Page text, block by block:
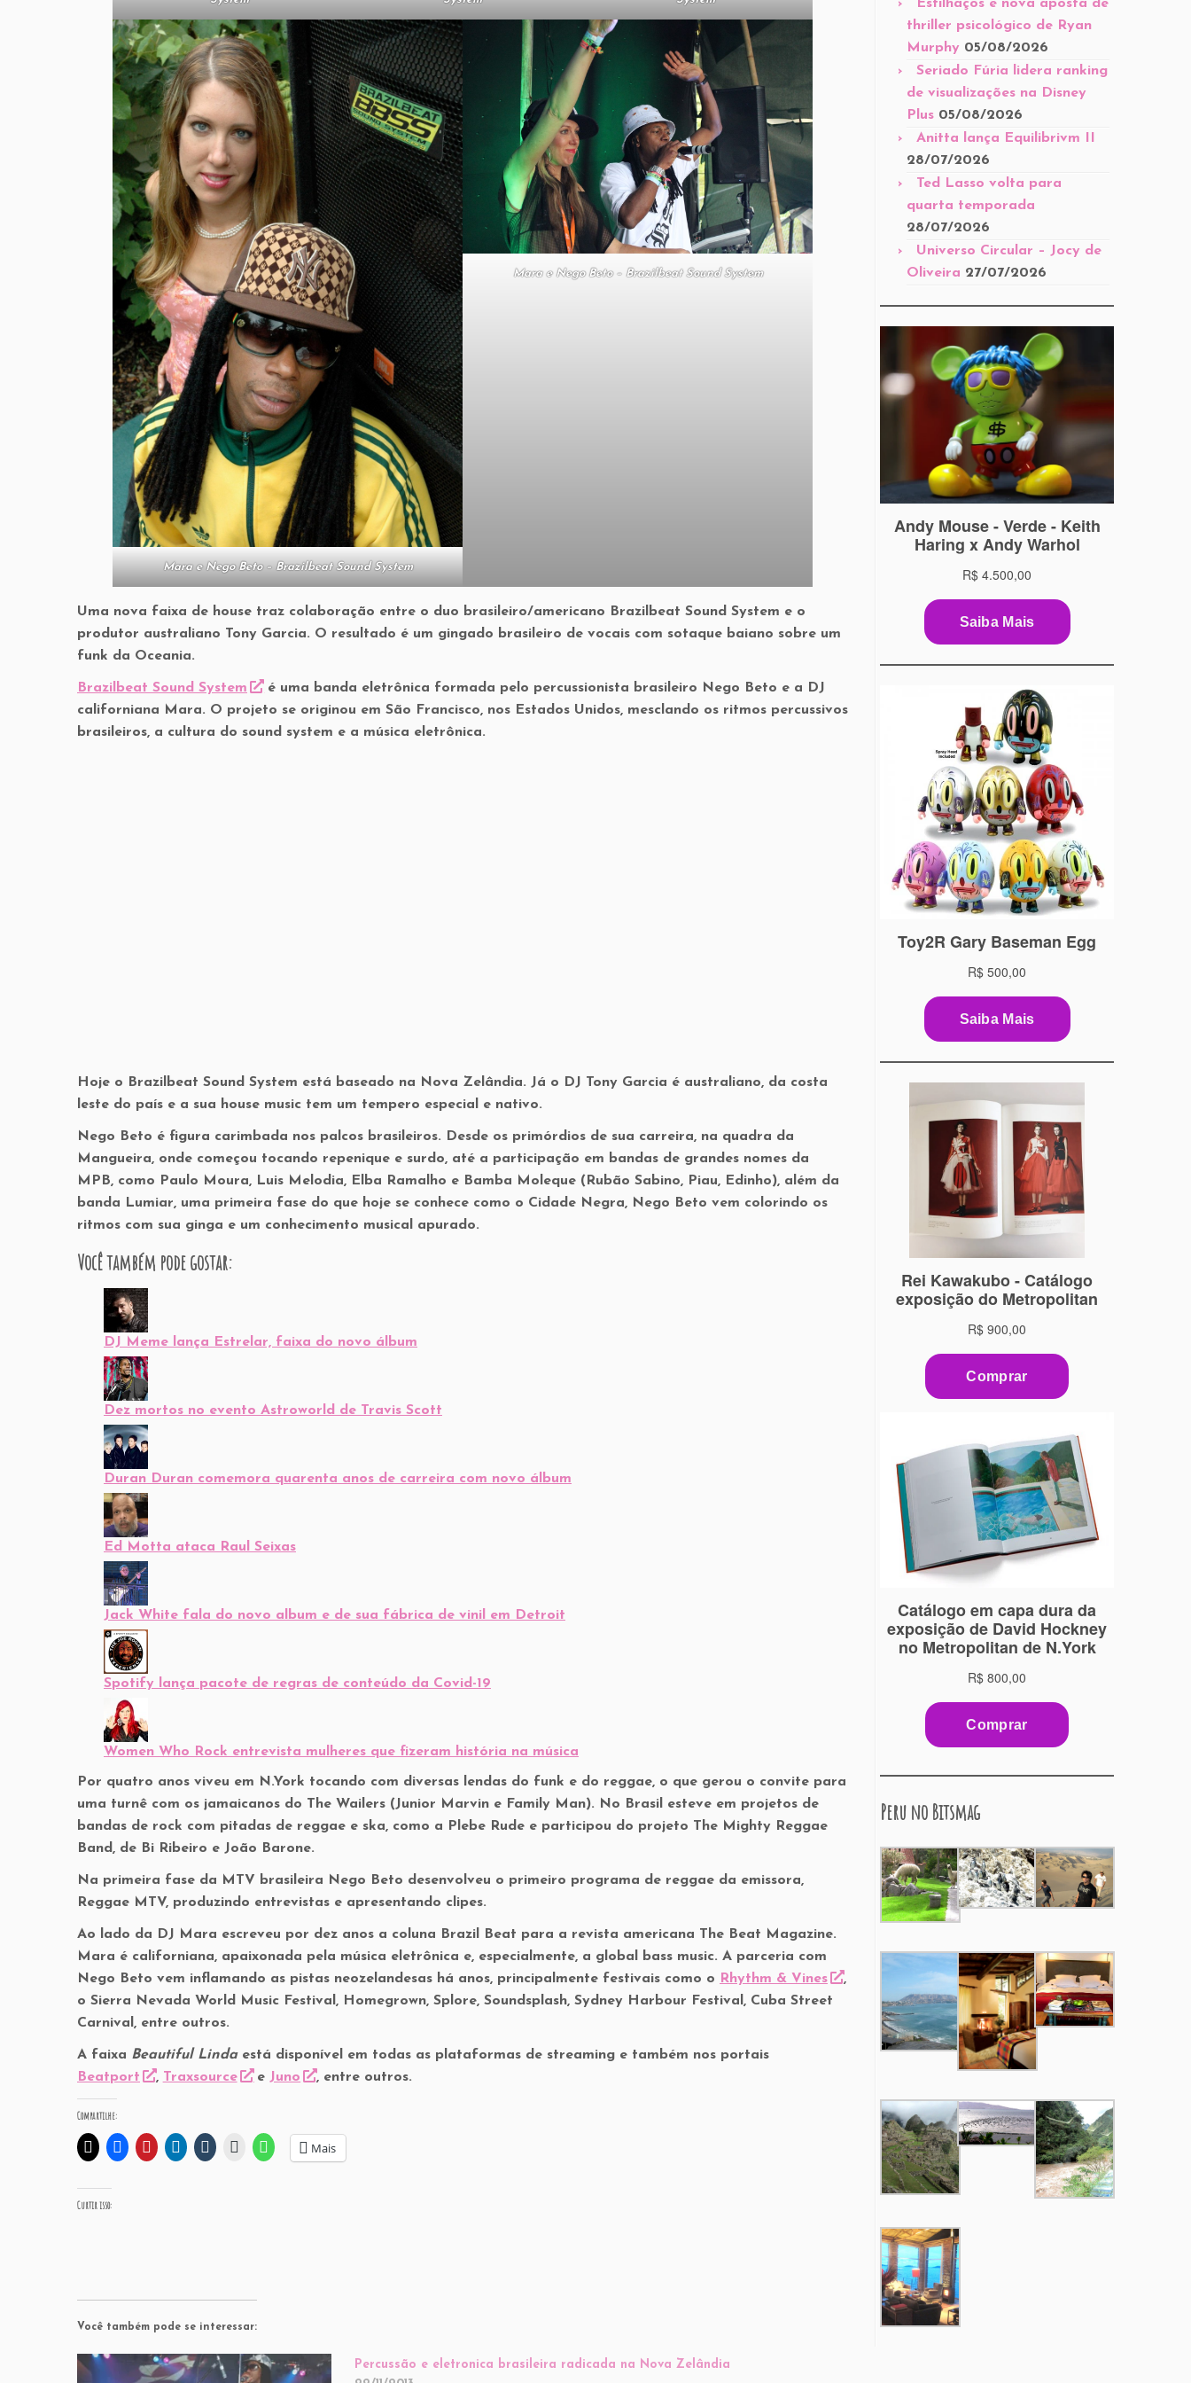
Mara e Nego Beto – Brazilbeat Sound System
Mara e Nego Beto – Brazilbeat Sound System
Uma nova faixa de house traz colaboração entre o duo brasileiro/americano Brazilbeat Sound System e o
produtor australiano Tony Garcia. O resultado é um gingado brasileiro de vocais com sotaque baiano sobre um
funk da Oceania.
Brazilbeat Sound System
é uma banda eletrônica formada pelo percussionista brasileiro Nego Beto e a DJ
californiana Mara. O projeto se originou em São Francisco, nos Estados Unidos, mesclando os ritmos percussivos
brasileiros, a cultura do sound system e a música eletrônica.
Hoje o Brazilbeat Sound System está baseado na Nova Zelândia. Já o DJ Tony Garcia é australiano, da costa
leste do país e a sua house music tem um tempero especial e nativo.
Nego Beto é figura carimbada nos palcos brasileiros. Desde os primórdios de sua carreira, na quadra da
Mangueira, onde começou tocando repenique e surdo, até a participação em bandas de grandes nomes da
MPB, como Paulo Moura, Luis Melodia, Elba Ramalho e Bamba Moleque (Rubão Sabino, Piau, Edinho), além da
banda Lumiar, uma primeira fase do que hoje se conhece como o Cidade Negra, Nego Beto vem colorindo os
ritmos com sua ginga e um conhecimento musical apurado.
Você também pode gostar:
DJ Meme lança Estrelar, faixa do novo álbum
Dez mortos no evento Astroworld de Travis Scott
Duran Duran comemora quarenta anos de carreira com novo álbum
Ed Motta ataca Raul Seixas
Jack White fala do novo album e de sua fábrica de vinil em Detroit
Spotify lança pacote de regras de conteúdo da Covid-19
Women Who Rock entrevista mulheres que fizeram história na música
Por quatro anos viveu em N.York tocando com diversas lendas do funk e do reggae, o que gerou o convite para
uma turnê com os jamaicanos do The Wailers (Junior Marvin e Family Man). No Brasil esteve em projetos de
bandas de rock com pitadas de reggae e ska, como a Plebe Rude e participou do projeto The Mighty Reggae
Band, de Bi Ribeiro e João Barone.
Na primeira fase da MTV brasileira Nego Beto desenvolveu o primeiro programa de reggae da emissora,
Reggae MTV, produzindo entrevistas e apresentando clipes.
Ao lado da DJ Mara escreveu por dez anos a coluna Brazil Beat para a revista americana The Beat Magazine.
Mara é californiana, apaixonada pela música eletrônica e, especialmente, a global bass music. A parceria com
Nego Beto vem inflamando as pistas neozelandesas há anos, principalmente festivais como o Rhythm & Vines
,
o Sierra Nevada World Music Festival, Homegrown, Splore, Soundsplash, Sydney Harbour Festival, Cuba Street
Carnival, entre outros.
A faixa Beautiful Lindaestá disponível em todas as plataformas de streaming e também nos portais
Beatport
, Traxsource eJuno , entre outros.
Compartilhe:
Mais
Curtir isso:
Você também pode se interessar:
Percussão e eletronica brasileira radicada na Nova Zelândia
Estilhaços é nova aposta de
thriller psicológico de Ryan
Murphy 05/08/2026
Seriado Fúria lidera ranking
de visualizações na Disney
Plus 05/08/2026
Anitta lança Equilibrivm II
28/07/2026
Ted Lasso volta para
quarta temporada
28/07/2026
Universo Circular – Jocy de
Oliveira 27/07/2026
Peru no Bitsmag